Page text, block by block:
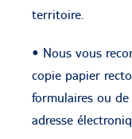
territoire.
• Nous vous
copie papier
formulaires ou
adresse